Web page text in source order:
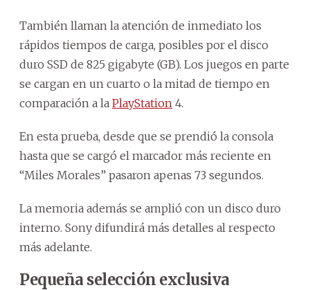
También llaman la atención de inmediato los
rápidos tiempos de carga, posibles por el disco
duro SSD de 825 gigabyte (GB). Los juegos en parte
se cargan en un cuarto o la mitad de tiempo en
comparación a la PlayStation 4.
En esta prueba, desde que se prendió la consola
hasta que se cargó el marcador más reciente en
“Miles Morales” pasaron apenas 73 segundos.
La memoria además se amplió con un disco duro
interno. Sony difundirá más detalles al respecto
más adelante.
Pequeña selección exclusiva